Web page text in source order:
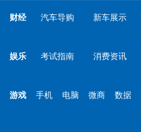
财经 汽车导购 新车展示
娱乐 考试指南 消费资讯
游戏 手机 电脑 微商 数据